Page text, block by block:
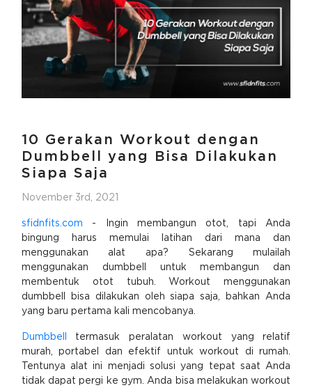
10 Gerakan Workout dengan
Dumbbell yang Bisa Dilakukan
Siapa Saja
November 3rd, 2021
sfidnfits.com - Ingin membangun otot, tapi Anda
bingung harus memulai latihan dari mana dan
menggunakan alat apa? Sekarang mulailah
menggunakan dumbbell untuk membangun dan
membentuk otot tubuh. Workout menggunakan
dumbbell bisa dilakukan oleh siapa saja, bahkan Anda
yang baru pertama kali mencobanya.
Dumbbell
termasuk peralatan workout yang relatif
murah, portabel dan efektif untuk workout di rumah.
Tentunya alat ini menjadi solusi yang tepat saat Anda
tidak dapat pergi ke gym. Anda bisa melakukan workout